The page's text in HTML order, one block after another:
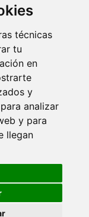
técnicas
tu
en
y
analizar
y para
llegan
🍪